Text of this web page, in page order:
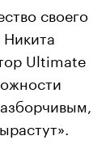
своего
Ultimate